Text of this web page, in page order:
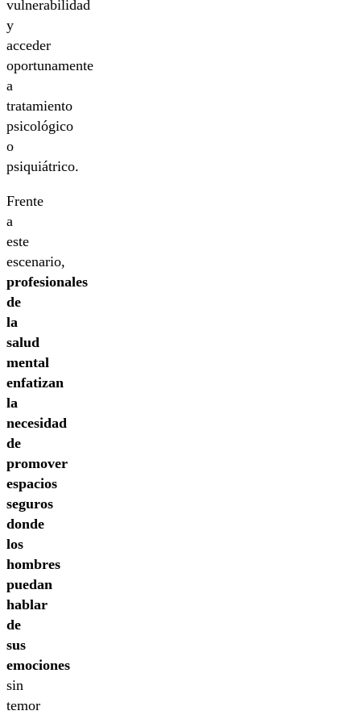
vulnerabilidad
y
acceder
oportunamente
a
tratamiento
psicológico
o
psiquiátrico.
Frente
a
este
escenario,
profesionales
de
la
salud
mental
enfatizan
la
necesidad
de
promover
espacios
seguros
donde
los
hombres
puedan
hablar
de
sus
emociones
sin
temor